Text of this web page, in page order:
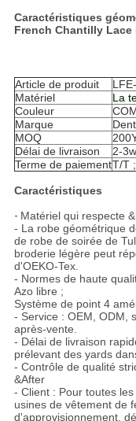
Caractéristiques
French Chantilly
Article de produit
Matériel
La
Couleur
Marque
MOQ
Délai de livraison
2-
Terme de paiementT/T
Caractéristiques
- Matériel qui respecte
- La robe géométrique
de robe de soirée de
broderie légère peut
d'OEKO-Tex.
- Normes de haute
Azo libre ;
Système de point 4
- Service : OEM, ODM,
après-vente.
- Délai de livraison
prélevant des yards
- Contrôle de qualité
&After
- Client : Pour toutes
usines de vêtement de
d'approvisionnement,